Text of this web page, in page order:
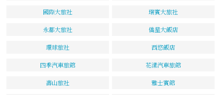
國際大旅社 瑞賓大旅社
永都大旅社 僑星大飯店
環球旅社 西悠飯店
四季汽車旅館 花漾汽車旅館
壽山旅社 雅士賓館